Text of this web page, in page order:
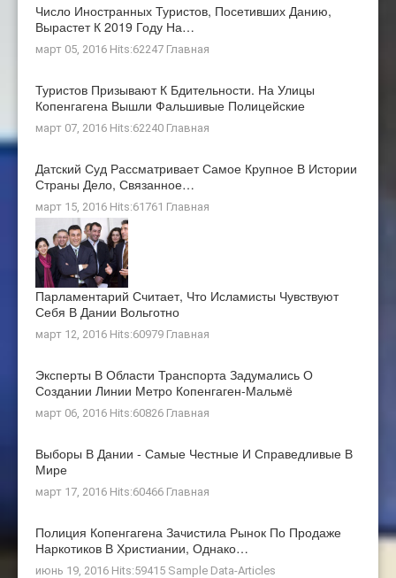
Число Иностранных Туристов, Посетивших Данию,
Вырастет К 2019 Году На…
март 05, 2016 Hits:62247 Главная
Туристов Призывают К Бдительности. На Улицы
Копенгагена Вышли Фальшивые Полицейские
март 07, 2016 Hits:62240 Главная
Датский Суд Рассматривает Самое Крупное В Истории
Страны Дело, Связанное…
март 15, 2016 Hits:61761 Главная
Парламентарий Считает, Что Исламисты Чувствуют
Себя В Дании Вольготно
март 12, 2016 Hits:60979 Главная
Эксперты В Области Транспорта Задумались О
Создании Линии Метро Копенгаген-Мальмё
март 06, 2016 Hits:60826 Главная
Выборы В Дании - Самые Честные И Справедливые В
Мире
март 17, 2016 Hits:60466 Главная
Полиция Копенгагена Зачистила Рынок По Продаже
Наркотиков В Христиании, Однако…
июнь 19, 2016 Hits:59415 Sample Data-Articles